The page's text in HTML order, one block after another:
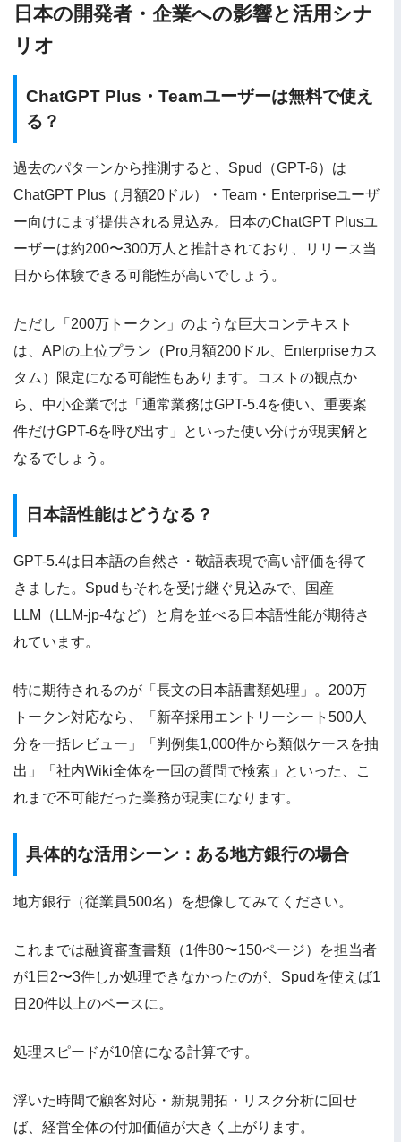
日本の開発者・企業への影響と活用シナ
リオ
ChatGPT Plus・Teamユーザーは無料で使え
る？
過去のパターンから推測すると、Spud（GPT-6）は
ChatGPT Plus（月額20ドル）・Team・Enterpriseユーザ
ー向けにまず提供される見込み。日本のChatGPT Plusユ
ーザーは約200〜300万人と推計されており、リリース当
日から体験できる可能性が高いでしょう。
ただし「200万トークン」のような巨大コンテキスト
は、APIの上位プラン（Pro月額200ドル、Enterpriseカス
タム）限定になる可能性もあります。コストの観点か
ら、中小企業では「通常業務はGPT-5.4を使い、重要案
件だけGPT-6を呼び出す」といった使い分けが現実解と
なるでしょう。
日本語性能はどうなる？
GPT-5.4は日本語の自然さ・敬語表現で高い評価を得て
きました。Spudもそれを受け継ぐ見込みで、国産
LLM（LLM-jp-4など）と肩を並べる日本語性能が期待さ
れています。
特に期待されるのが「長文の日本語書類処理」。200万
トークン対応なら、「新卒採用エントリーシート500人
分を一括レビュー」「判例集1,000件から類似ケースを抽
出」「社内Wiki全体を一回の質問で検索」といった、こ
れまで不可能だった業務が現実になります。
具体的な活用シーン：ある地方銀行の場合
地方銀行（従業員500名）を想像してみてください。
これまでは融資審査書類（1件80〜150ページ）を担当者
が1日2〜3件しか処理できなかったのが、Spudを使えば1
日20件以上のペースに。
処理スピードが10倍になる計算です。
浮いた時間で顧客対応・新規開拓・リスク分析に回せ
ば、経営全体の付加価値が大きく上がります。